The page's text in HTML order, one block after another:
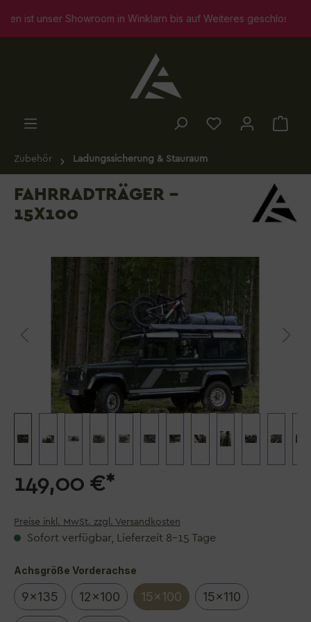
springen
ist unser Showroom in Winklarn bis auf Weiteres geschlossen.
Zubehör Ladungssicherung & Stauraum
FAHRRADTRÄGER -
15X100
Bildergalerie überspringen
149,00 €*
Preise inkl. MwSt. zzgl. Versandkosten
Sofort verfügbar, Lieferzeit 8–15 Tage
Achsgröße Vorderachse
9x135 12x100 15x100 15x110